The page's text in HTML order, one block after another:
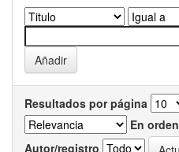
Resultados por página
En orden
Autor/registro